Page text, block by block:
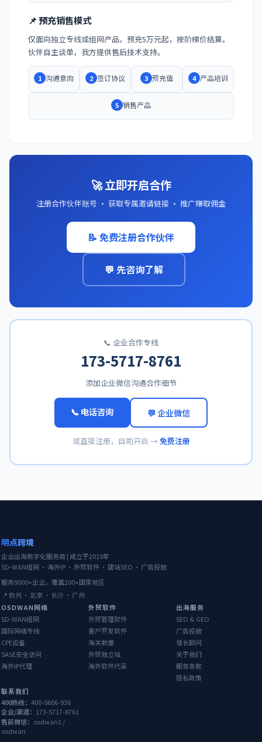
📌 预充销售模式
仅面向独立专线或组网产品，预充5万元起，按阶梯价结算。
伙伴自主谈单，我方提供售后技术支持。
1 沟通意向 2 签订协议 3 预充值 4 产品培训
5 销售产品
🚀 立即开启合作
注册合作伙伴账号 · 获取专属邀请链接 · 推广赚取佣金
📝 免费注册合作伙伴
💬 先咨询了解
📞 企业合作专线
173-5717-8761
添加企业微信沟通合作细节
📞 电话咨询 💬 企业微信
或直接注册，自助开启 → 免费注册
明点跨境
企业出海数字化服务商 | 成立于2019年
SD-WAN组网 · 海外IP · 外贸软件 · 建站SEO · 广告投放
服务9000+企业，覆盖200+国家地区
📍 杭州 · 北京 · 长沙 · 广州
OSDWAN网络
SD-WAN组网
国际网络专线
CPE设备
SASE安全访问
海外IP代理
外贸软件
外贸管理软件
客户开发软件
海关数据
外贸独立站
海外软件代采
出海服务
SEO & GEO
广告投放
增长顾问
关于我们
服务条款
隐私政策
联系我们
400热线： 400-0606-936
企业/渠道： 173-5717-8761
售前微信： osdwan1 /
osdwan